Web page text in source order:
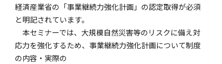
経済産業省の「事業継続力強化計画」の認定取得が必須
と明記されています。
本セミナーでは、大規模自然災害等のリスクに備え対
応力を強化するため、事業継続力強化計画について制度
の内容・実際の